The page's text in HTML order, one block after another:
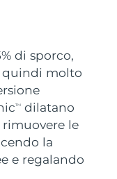
di sporco,
quindi molto
TM
dilatano
le
la
e regalando
stimata
stimata8/9/26
stimata
stimata8/13/26
stimata 8/10/26